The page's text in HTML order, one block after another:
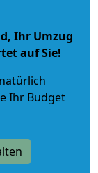
Ihr Umzug
auf Sie!
Ihr Budget